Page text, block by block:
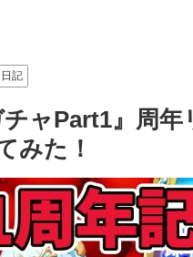
記
チャPart1』周
みた！